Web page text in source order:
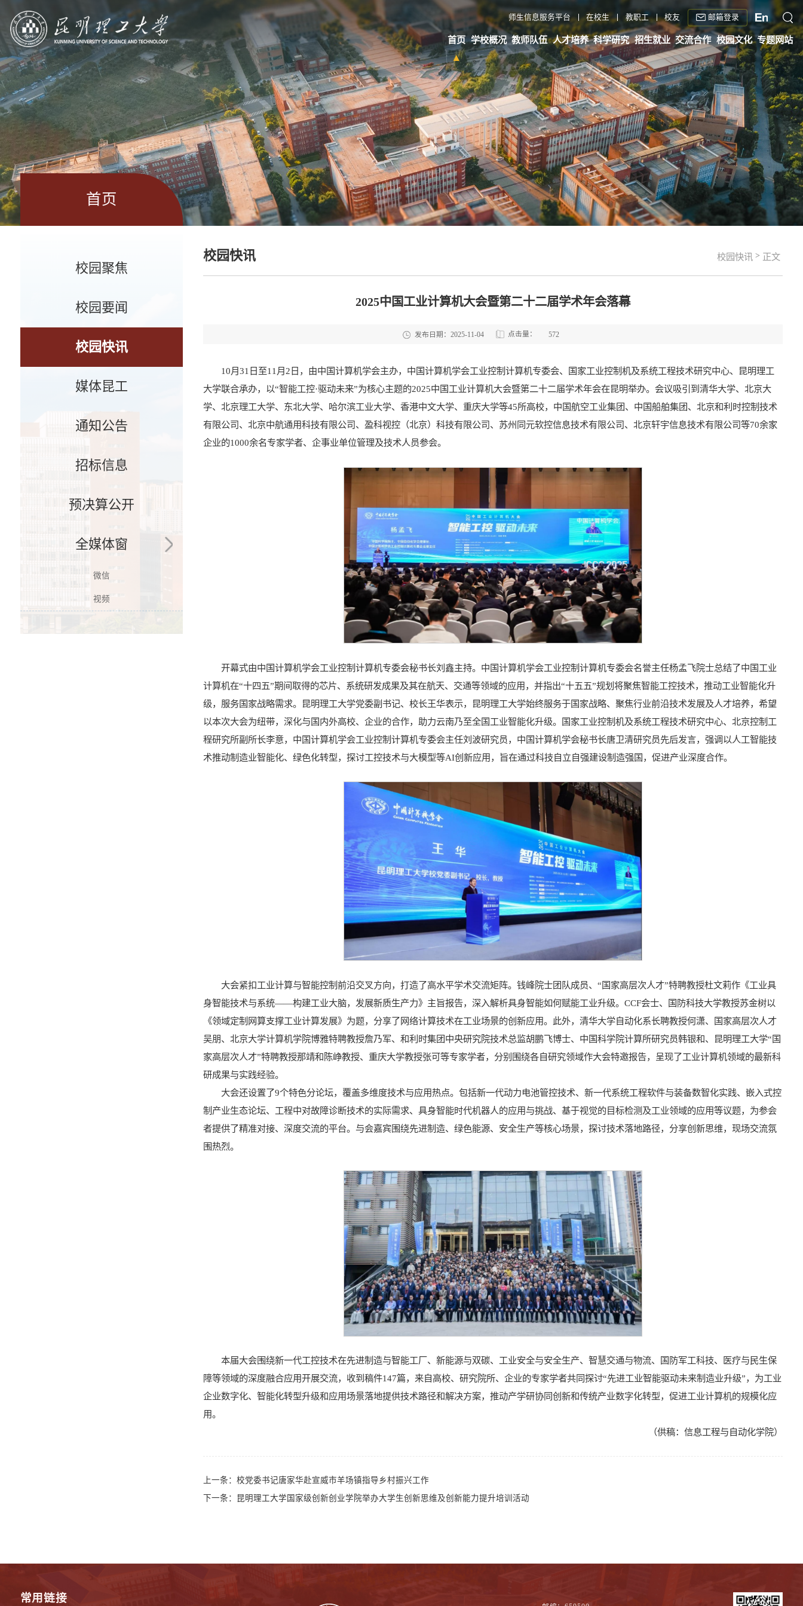
师生信息服务平台 在校生 教职工 校友 邮箱登录
首页 学校概况 教师队伍 人才培养 科学研究 招生就业 交流合作 校园文化 专题网站
首页
校园聚焦
校园要闻
校园快讯
媒体昆工
通知公告
招标信息
预决算公开
全媒体窗
微信
视频
校园快讯 > 正文
校园快讯
2025中国工业计算机大会暨第二十二届学术年会落幕
发布日期：2025-11-04 点击量： 572
10月31日至11月2日， 由中国计算机学会主办，中国计算机学会工业控制计算机专委会、国家工业控制机及系统工程技术研究中心、昆明理工
大学联合承办，以“智能工控·驱动未来”为核心主题的2025中国工业计算机大会暨第二十二届学术年会在昆明举办。会议吸引到清华大学、北京大
学、北京理工大学、东北大学、哈尔滨工业大学、香港中文大学、重庆大学等45所高校，中国航空工业集团、中国船舶集团、北京和利时控制技术
有限公司、北京中航通用科技有限公司、盈科视控（北京）科技有限公司、苏州同元软控信息技术有限公司、北京轩宇信息技术有限公司等70余家
企业的1000余名专家学者、企事业单位管理及技术人员参会。
开幕式由中国计算机学会工业控制计算机专委会秘书长刘鑫主持。中国计算机学会工业控制计算机专委会名誉主任杨孟飞院士总结了中国工业
计算机在“十四五”期间取得的芯片、系统研发成果及其在航天、交通等领域的应用，并指出“十五五”规划将聚焦智能工控技术，推动工业智能化升
级，服务国家战略需求。昆明理工大学党委副书记、校长王华表示，昆明理工大学始终服务于国家战略、聚焦行业前沿技术发展及人才培养，希望
以本次大会为纽带，深化与国内外高校、企业的合作，助力云南乃至全国工业智能化升级。国家工业控制机及系统工程技术研究中心、北京控制工
程研究所副所长李意，中国计算机学会工业控制计算机专委会主任刘波研究员，中国计算机学会秘书长唐卫清研究员先后发言，强调以人工智能技
术推动制造业智能化、绿色化转型，探讨工控技术与大模型等AI创新应用，旨在通过科技自立自强建设制造强国，促进产业深度合作。
大会紧扣工业计算与智能控制前沿交叉方向，打造了高水平学术交流矩阵。钱峰院士团队成员、“国家高层次人才”特聘教授杜文莉作《工业具
身智能技术与系统——构建工业大脑，发展新质生产力》主旨报告，深入解析具身智能如何赋能工业升级。CCF会士、国防科技大学教授苏金树以
《领域定制网算支撑工业计算发展》为题，分享了网络计算技术在工业场景的创新应用。此外，清华大学自动化系长聘教授何潇、国家高层次人才
吴朋、北京大学计算机学院博雅特聘教授詹乃军、和利时集团中央研究院技术总监胡鹏飞博士、中国科学院计算所研究员韩银和、昆明理工大学“国
家高层次人才”特聘教授那靖和陈峥教授、重庆大学教授张可等专家学者，分别围绕各自研究领域作大会特邀报告，呈现了工业计算机领域的最新科
研成果与实践经验。
大会还设置了9个特色分论坛，覆盖多维度技术与应用热点。包括新一代动力电池管控技术、新一代系统工程软件与装备数智化实践、嵌入式控
制产业生态论坛、工程中对故障诊断技术的实际需求、具身智能时代机器人的应用与挑战、基于视觉的目标检测及工业领域的应用等议题，为参会
者提供了精准对接、深度交流的平台。与会嘉宾围绕先进制造、绿色能源、安全生产等核心场景，探讨技术落地路径，分享创新思维，现场交流氛
围热烈。
本届大会围绕新一代工控技术在先进制造与智能工厂、新能源与双碳、工业安全与安全生产、智慧交通与物流、国防军工科技、医疗与民生保
障等领域的深度融合应用开展交流，收到稿件147篇，来自高校、研究院所、企业的专家学者共同探讨“先进工业智能驱动未来制造业升级”，为工业
企业数字化、智能化转型升级和应用场景落地提供技术路径和解决方案，推动产学研协同创新和传统产业数字化转型，促进工业计算机的规模化应
用。
（供稿：信息工程与自动化学院）
上一条： 校党委书记唐家华赴宣威市羊场镇指导乡村振兴工作
下一条：
昆明理工大学国家级创新创业学院举办大学生创新思维及创新能力提升培训活动
常用链接